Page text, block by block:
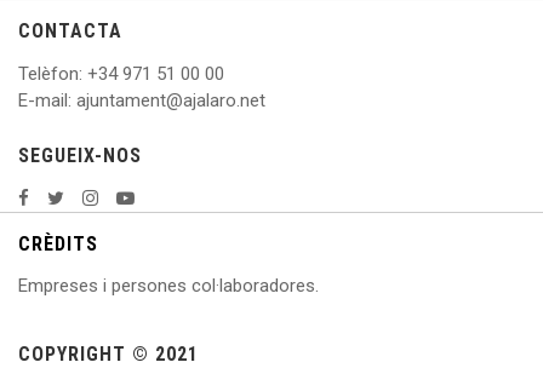
CONTACTA
Telèfon: +34 971 51 00 00
E-mail: ajuntament@ajalaro.net
SEGUEIX-NOS
CRÈDITS
Empreses i persones col·laboradores.
COPYRIGHT © 2021